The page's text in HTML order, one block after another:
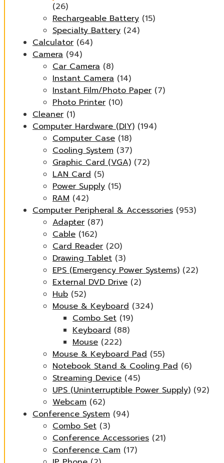
(26)
Rechargeable Battery (15)
Specialty Battery (24)
Calculator (64)
Camera (94)
Car Camera (8)
Instant Camera (14)
Instant Film/Photo Paper (7)
Photo Printer (10)
Cleaner (1)
Computer Hardware (DIY) (194)
Computer Case (18)
Cooling System (37)
Graphic Card (VGA) (72)
LAN Card (5)
Power Supply (15)
RAM (42)
Computer Peripheral & Accessories (953)
Adapter (87)
Cable (162)
Card Reader (20)
Drawing Tablet (3)
EPS (Emergency Power Systems) (22)
External DVD Drive (2)
Hub (52)
Mouse & Keyboard (324)
Combo Set (19)
Keyboard (88)
Mouse (222)
Mouse & Keyboard Pad (55)
Notebook Stand & Cooling Pad (6)
Streaming Device (45)
UPS (Uninterruptible Power Supply) (92)
Webcam (62)
Conference System (94)
Combo Set (3)
Conference Accessories (21)
Conference Cam (17)